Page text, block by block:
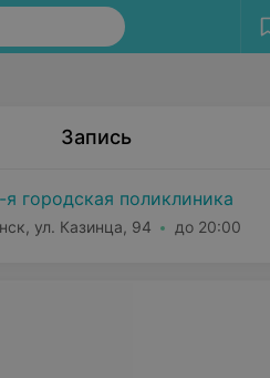
Запись
я городская поликлиника
ул. Казинца, 94 до 20:00